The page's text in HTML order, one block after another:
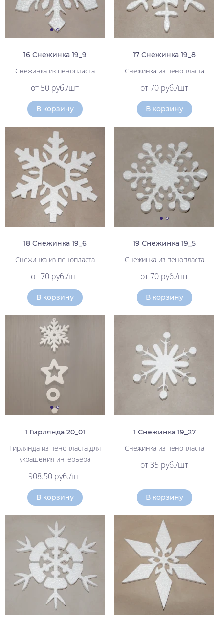
16 Снежинка 19_9
Снежинка из пенопласта
от 50 руб./шт
В корзину
17 Снежинка 19_8
Снежинка из пенопласта
от 70 руб./шт
В корзину
18 Снежинка 19_6
Снежинка из пенопласта
от 70 руб./шт
В корзину
19 Снежинка 19_5
Снежинка из пенопласта
от 70 руб./шт
В корзину
1 Гирлянда 20_01
Гирлянда из пенопласта для
украшения интерьера
908.50 руб./шт
В корзину
1 Снежинка 19_27
Снежинка из пенопласта
от 35 руб./шт
В корзину